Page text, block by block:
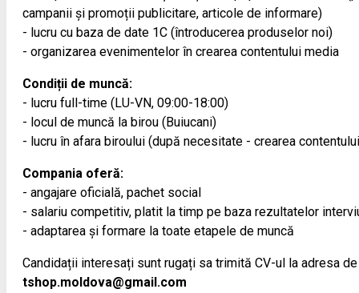
campanii și promoții publicitare, articole de informare)
- lucru cu baza de date 1С (întroducerea produselor noi)
- organizarea evenimentelor în crearea contentului media
Condiții de muncă:
- lucru full-time (LU-VN, 09:00-18:00)
- locul de muncă la birou (Buiucani)
- lucru în afara biroului (după necesitate - crearea
Compania oferă:
- angajare oficială, pachet social
- salariu competitiv, platit la timp pe baza rezultatelor
- adaptarea și formare la toate etapele de muncă
Candidații interesați sunt rugați sa trimită CV-ul la adresa
tshop.moldova@gmail.com